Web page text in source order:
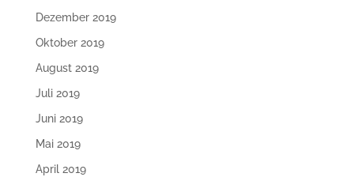
Dezember 2019
Oktober 2019
August 2019
Juli 2019
Juni 2019
Mai 2019
April 2019